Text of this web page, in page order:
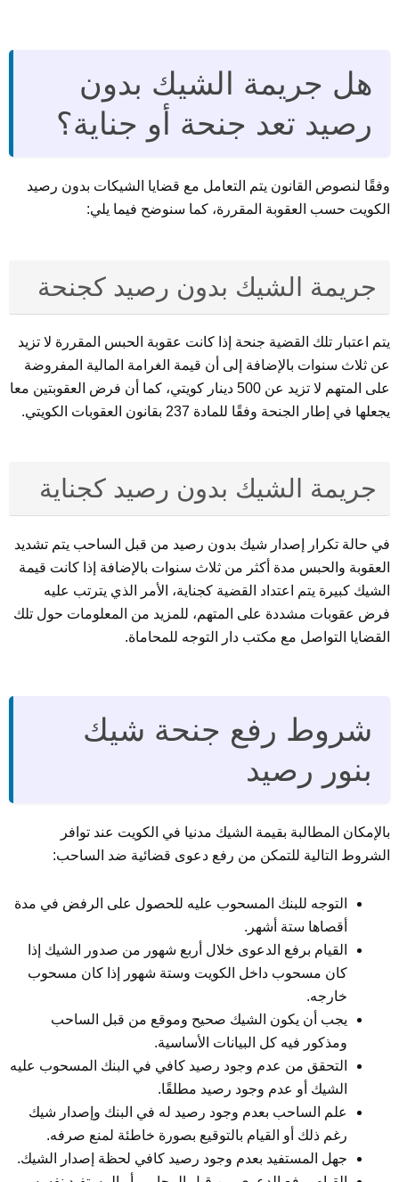
هل جريمة الشيك بدون
رصيد تعد جنحة أو جناية؟
وفقًا لنصوص القانون يتم التعامل مع قضايا الشيكات بدون رصيد
الكويت حسب العقوبة المقررة، كما سنوضح فيما يلي:
جريمة الشيك بدون رصيد كجنحة
يتم اعتبار تلك القضية جنحة إذا كانت عقوبة الحبس المقررة لا تزيد
عن ثلاث سنوات بالإضافة إلى أن قيمة الغرامة المالية المفروضة
على المتهم لا تزيد عن 500 دينار كويتي، كما أن فرض العقوبتين معا
يجعلها في إطار الجنحة وفقًا للمادة 237 بقانون العقوبات الكويتي.
جريمة الشيك بدون رصيد كجناية
في حالة تكرار إصدار شيك بدون رصيد من قبل الساحب يتم تشديد
العقوبة والحبس مدة أكثر من ثلاث سنوات بالإضافة إذا كانت قيمة
الشيك كبيرة يتم اعتداد القضية كجناية، الأمر الذي يترتب عليه
فرض عقوبات مشددة على المتهم، للمزيد من المعلومات حول تلك
القضايا التواصل مع مكتب دار التوجه للمحاماة.
شروط رفع جنحة شيك
بنور رصيد
بالإمكان المطالبة بقيمة الشيك مدنيا في الكويت عند توافر
الشروط التالية للتمكن من رفع دعوى قضائية ضد الساحب:
التوجه للبنك المسحوب عليه للحصول على الرفض في مدة
أقصاها ستة أشهر.
القيام برفع الدعوى خلال أربع شهور من صدور الشيك إذا
كان مسحوب داخل الكويت وستة شهور إذا كان مسحوب
خارجه.
يجب أن يكون الشيك صحيح وموقع من قبل الساحب
ومذكور فيه كل البيانات الأساسية.
التحقق من عدم وجود رصيد كافي في البنك المسحوب عليه
الشيك أو عدم وجود رصيد مطلقًا.
علم الساحب بعدم وجود رصيد له في البنك وإصدار شيك
رغم ذلك أو القيام بالتوقيع بصورة خاطئة لمنع صرفه.
جهل المستفيد بعدم وجود رصيد كافي لحظة إصدار الشيك.